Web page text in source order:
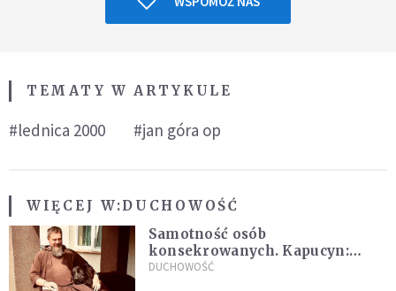
TEMATY W ARTYKULE
#lednica 2000 #jan góra op
WIĘCEJ W:DUCHOWOŚĆ
Samotność osób
konsekrowanych. Kapucyn:
Życie w pojedynkę rzadko jest
DUCHOWOŚĆ